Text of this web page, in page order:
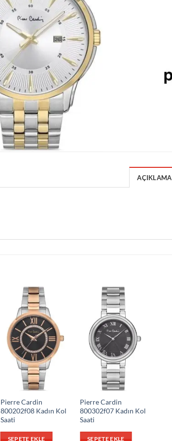
AÇIKLAMA
Pierre Cardin
800202f08 Kadın Kol
Saati
SEPETE EKLE
Pierre Cardin
800302f07 Kadın Kol
Saati
SEPETE EKLE